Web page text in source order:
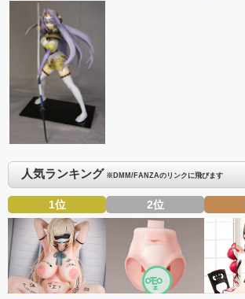
人気ランキング ※DMM/FANZAのリンクに飛びます
1位 2位